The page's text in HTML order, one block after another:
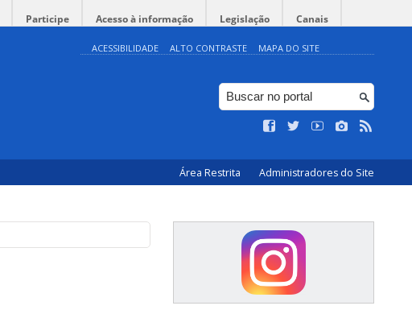
Participe Acesso à informação Legislação Canais
ACESSIBILIDADE ALTO CONTRASTE MAPA DO SITE
Área Restrita Administradores do Site